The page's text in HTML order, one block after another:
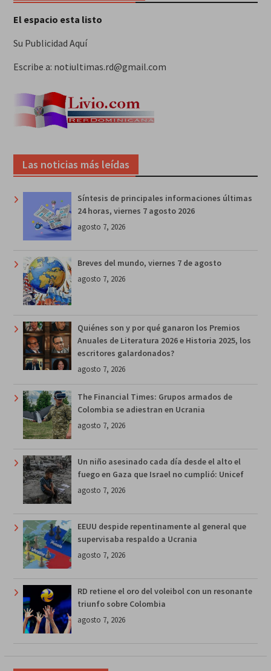
El espacio esta listo
Su Publicidad Aquí
Escribe a: notiultimas.rd@gmail.com
Las noticias más leídas
Síntesis de principales informaciones últimas
24 horas, viernes 7 agosto 2026
agosto 7, 2026
Breves del mundo, viernes 7 de agosto
agosto 7, 2026
Quiénes son y por qué ganaron los Premios
Anuales de Literatura 2026 e Historia 2025, los
escritores galardonados?
agosto 7, 2026
The Financial Times: Grupos armados de
Colombia se adiestran en Ucrania
agosto 7, 2026
Un niño asesinado cada día desde el alto el
fuego en Gaza que Israel no cumplió: Unicef
agosto 7, 2026
EEUU despide repentinamente al general que
supervisaba respaldo a Ucrania
agosto 7, 2026
RD retiene el oro del voleibol con un resonante
triunfo sobre Colombia
agosto 7, 2026